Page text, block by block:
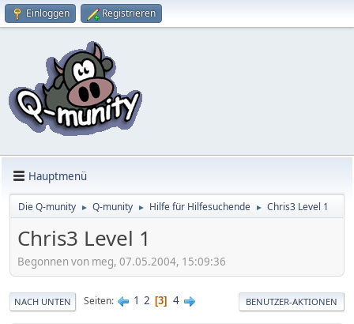
Einloggen Registrieren
Hauptmenü
Die Q-munity ► Q-munity ► Hilfe für Hilfesuchende ► Chris3 Level 1
Chris3 Level 1
Begonnen von meg, 07.05.2004, 15:09:36
NACH UNTEN Seiten 1 2 3 4 BENUTZER-AKTIONEN